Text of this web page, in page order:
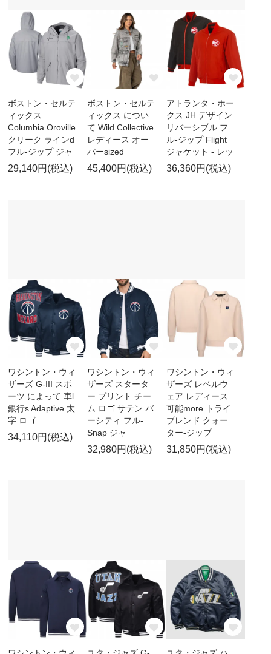
ボストン・セルテ
ィックス
Columbia Oroville
クリーク ラインd
フル-ジップ ジャ
29,140円(税込)
ボストン・セルテ
ィックス につい
て Wild Collective
レディース オー
バーsized
45,400円(税込)
アトランタ・ホー
クス JH デザイン
リバーシブル フ
ル-ジップ Flight
ジャケット - レッ
36,360円(税込)
ワシントン・ウィ
ザーズ G-III スポ
ーツ によって 車l
銀行s Adaptive 太
字 ロゴ
34,110円(税込)
ワシントン・ウィ
ザーズ スタータ
ー プリント チー
ム ロゴ サテン バ
ーシティ フル-
Snap ジャ
32,980円(税込)
ワシントン・ウィ
ザーズ レベルウ
ェア レディース
可能more トライ
ブレンド クォー
ター-ジップ
31,850円(税込)